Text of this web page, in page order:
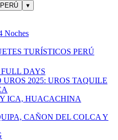
▾
Noches
TURÍSTICOS PERÚ
DAYS
UROS 2025: UROS TAQUILE
ICA, HUACACHINA
CAÑON DEL COLCA Y